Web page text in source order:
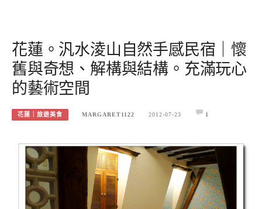
花蓮。汎水淩山自然手感民宿｜懷
舊與奇想、解構與結構。充滿玩心
的藝術空間
花蓮｜旅遊美食 MARGARET1122 2012-07-23 1